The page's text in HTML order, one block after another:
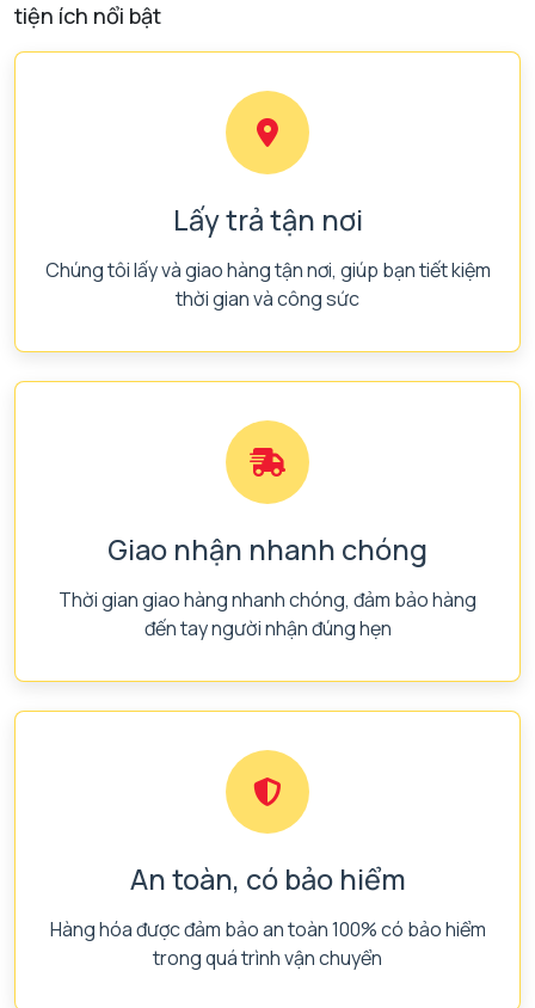
tiện ích nổi bật
Lấy trả tận nơi
Chúng tôi lấy và giao hàng tận nơi, giúp bạn tiết kiệm
thời gian và công sức
Giao nhận nhanh chóng
Thời gian giao hàng nhanh chóng, đảm bảo hàng
đến tay người nhận đúng hẹn
An toàn, có bảo hiểm
Hàng hóa được đảm bảo an toàn 100% có bảo hiểm
trong quá trình vận chuyển